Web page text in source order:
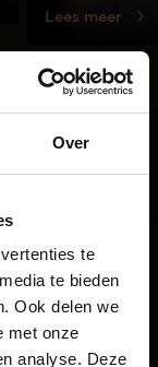
Over
te
te bieden
Ook delen we
met onze
analyse. Deze
Lees meer